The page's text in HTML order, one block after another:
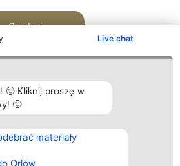
Live chat
🙂 Kliknij proszę w
🙂
materiały
Orłów
Szukaj
Plebiscyt
Laureaci
wszystkich
Kontakt
Kontakt